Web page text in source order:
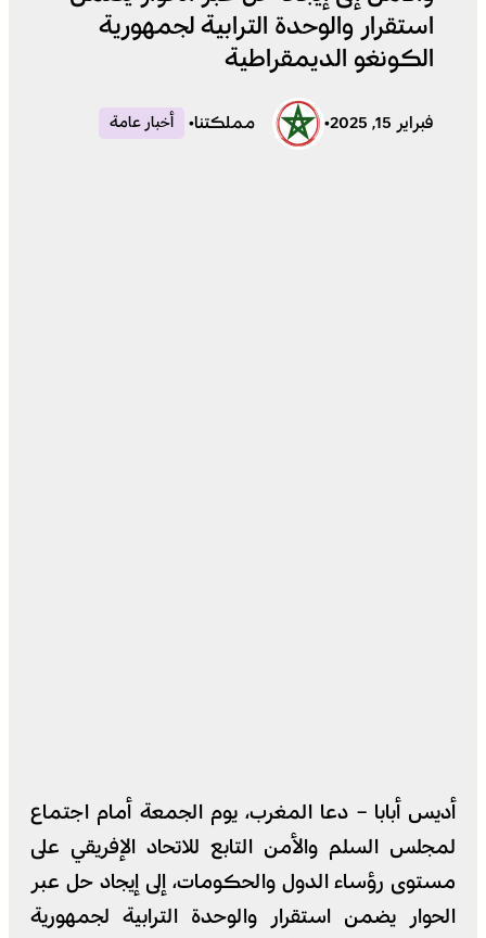
استقرار والوحدة الترابية لجمهورية
الكونغو الديمقراطية
فبراير 15, 2025 • مملكتنا• أخبار عامة
أديس أبابا – دعا المغرب، يوم الجمعة أمام اجتماع
لمجلس السلم والأمن التابع للاتحاد الإفريقي على
مستوى رؤساء الدول والحكومات، إلى إيجاد حل عبر
الحوار يضمن استقرار والوحدة الترابية لجمهورية